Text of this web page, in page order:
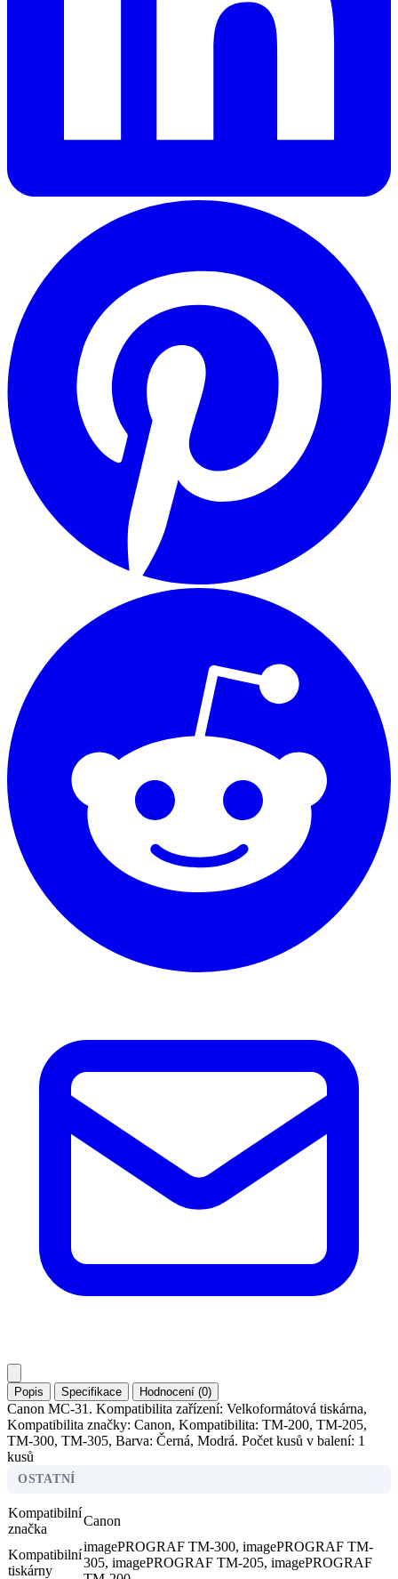
Popis Specifikace Hodnocení (0)
Canon MC-31. Kompatibilita zařízení: Velkoformátová tiskárna,
Kompatibilita značky: Canon, Kompatibilita: TM-200, TM-205,
TM-300, TM-305, Barva: Černá, Modrá. Počet kusů v balení: 1
kusů
OSTATNÍ
Kompatibilní
značka
Canon
Kompatibilní
tiskárny
imagePROGRAF TM-300, imagePROGRAF TM-
305, imagePROGRAF TM-205, imagePROGRAF